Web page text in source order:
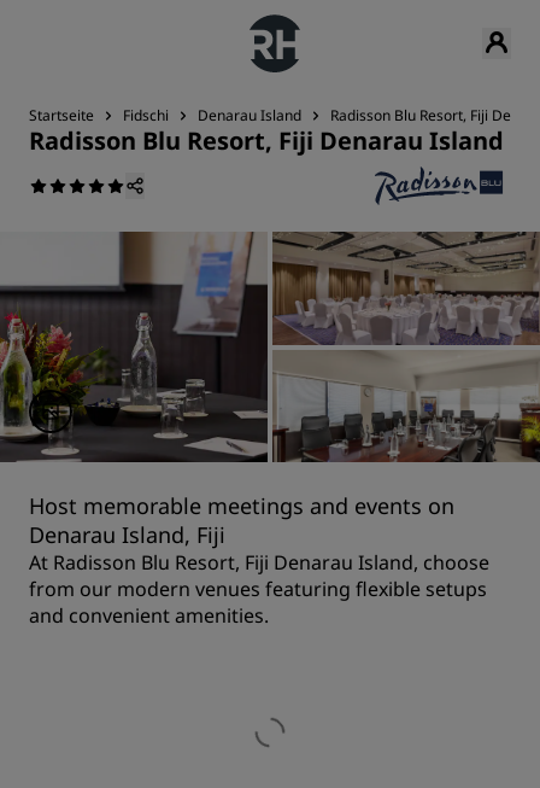
Startseite Fidschi Denarau Island Radisson Blu Resort, Fiji
Radisson Blu Resort, Fiji Denarau Island
Host memorable meetings and events on
Denarau Island, Fiji
At Radisson Blu Resort, Fiji Denarau Island, choose
from our modern venues featuring flexible setups
and convenient amenities.